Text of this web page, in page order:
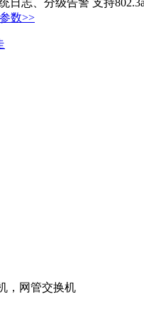
日志、分级告警 支持
数>>
，网管交换机